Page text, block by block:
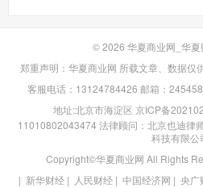
© 2026 华夏商业网_华
郑重声明：华夏商业网 所载文章、数据仅
客服电话：13124784426 邮箱：
地址:北京市海淀区 京ICP备
11010802043474 法律顾问：北京也迪律
科技有限公
Copyright©华夏商业网 All Rights
| 新华财经 | 人民财经 | 中国经济网 | 央广